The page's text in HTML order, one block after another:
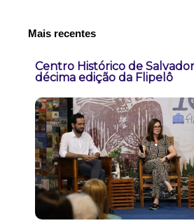
Mais recentes
Centro Histórico de
décima edição da Flipelô